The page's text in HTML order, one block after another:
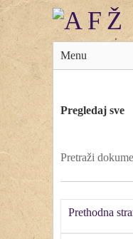
Menu
Pregledaj sve
Pretraži
Prethodna